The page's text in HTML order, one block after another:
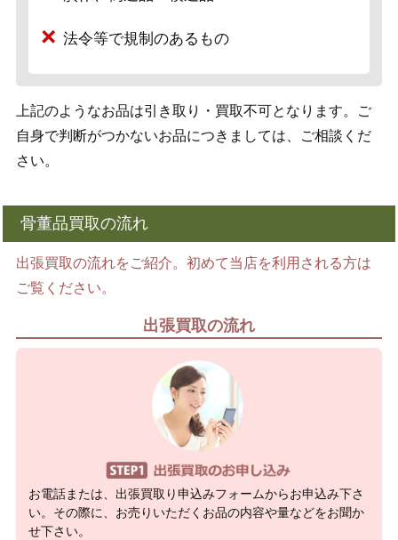
法令等で規制のあるもの
上記のようなお品は引き取り・買取不可となります。ご
自身で判断がつかないお品につきましては、ご相談くだ
さい。
骨董品買取の流れ
出張買取の流れをご紹介。初めて当店を利用される方は
ご覧ください。
出張買取の流れ
お電話または、出張買取り申込みフォームからお申込み下さ
い。その際に、お売りいただくお品の内容や量などをお聞か
せ下さい。